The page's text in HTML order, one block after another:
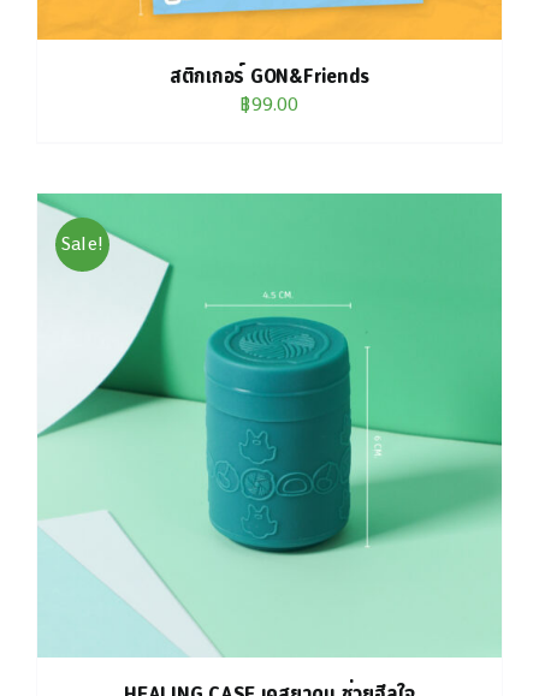
สติกเกอร์ GON&Friends
฿99.00
Sale!